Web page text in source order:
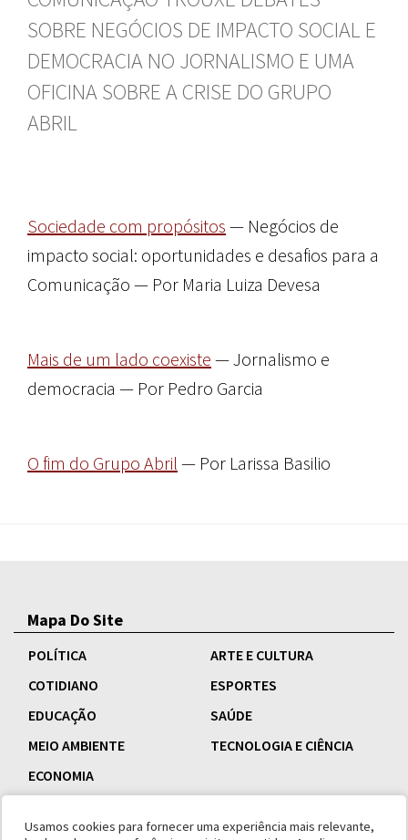
SOBRE NEGÓCIOS DE IMPACTO SOCIAL E
DEMOCRACIA NO JORNALISMO E UMA
OFICINA SOBRE A CRISE DO GRUPO
ABRIL
Sociedade com propósitos — Negócios de
impacto social: oportunidades e desafios para a
Comunicação — Por Maria Luiza Devesa
Mais de um lado coexiste — Jornalismo e
democracia — Por Pedro Garcia
O fim do Grupo Abril — Por Larissa Basilio
Mapa Do Site
POLÍTICA
ARTE E CULTURA
COTIDIANO
ESPORTES
EDUCAÇÃO
SAÚDE
MEIO AMBIENTE
TECNOLOGIA E CIÊNCIA
ECONOMIA
Usamos cookies para fornecer uma experiência mais relevante,